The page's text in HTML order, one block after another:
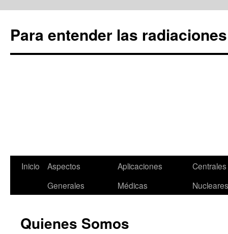
Para entender las radiaciones
Saltar
Inicio
Aspectos
Generales
Aplicaciones
Médicas
Centrales
Nucleares
Quienes Somos